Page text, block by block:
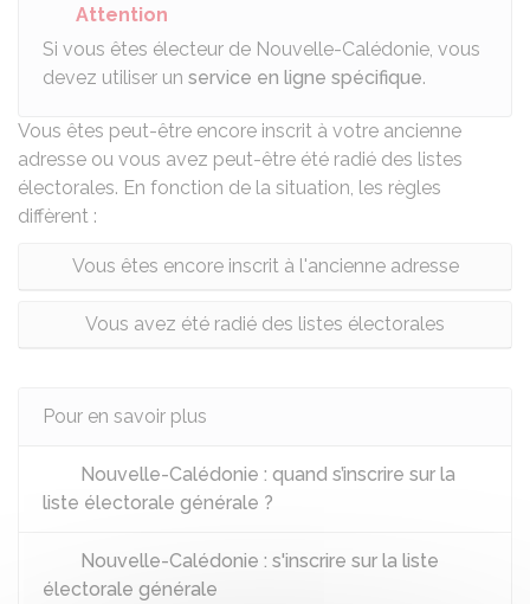
Attention
Si vous êtes électeur de Nouvelle-Calédonie, vous
devez utiliser un service en ligne spécifique.
Vous êtes peut-être encore inscrit à votre ancienne
adresse ou vous avez peut-être été radié des listes
électorales. En fonction de la situation, les règles
diffèrent :
Vous êtes encore inscrit à l'ancienne adresse
Vous avez été radié des listes électorales
Pour en savoir plus
Nouvelle-Calédonie : quand s’inscrire sur la
liste électorale générale ?
Nouvelle-Calédonie : s'inscrire sur la liste
électorale générale